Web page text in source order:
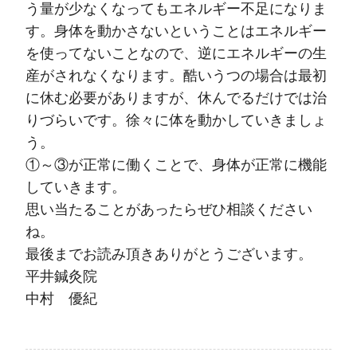
う量が少なくなってもエネルギー不足になりま
す。身体を動かさないということはエネルギー
を使ってないことなので、逆にエネルギーの生
産がされなくなります。酷いうつの場合は最初
に休む必要がありますが、休んでるだけでは治
りづらいです。徐々に体を動かしていきましょ
う。
①～③が正常に働くことで、身体が正常に機能
していきます。
思い当たることがあったらぜひ相談ください
ね。
最後までお読み頂きありがとうございます。
平井鍼灸院
中村 優紀